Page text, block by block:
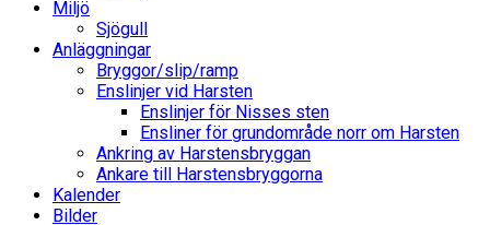
Miljö
Sjögull
Anläggningar
Bryggor/slip/ramp
Enslinjer vid Harsten
Enslinjer för Nisses sten
Ensliner för grundområde norr om Harsten
Ankring av Harstensbryggan
Ankare till Harstensbryggorna
Kalender
Bilder